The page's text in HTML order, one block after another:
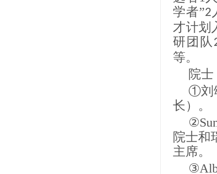
学者”2
才计划
研团队
等。
院
①刘
长）。
院士和
主席。